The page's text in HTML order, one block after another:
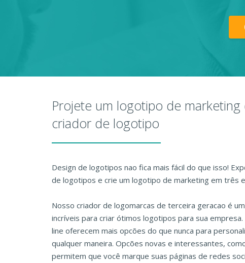
Projete um logotipo de
criador de logotipo
Design de logotipos nao fica mais fácil do que isso!
de logotipos e crie um logotipo de marketing em três
Nosso criador de logomarcas de terceira geracao é
incríveis para criar ótimos logotipos para sua
line oferecem mais opcões do que nunca para
qualquer maneira. Opcões novas e interessantes,
permitem que você marque suas páginas de redes